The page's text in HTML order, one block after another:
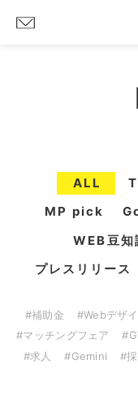
ALL
MP pick
WEB豆知
プレスリリース
#補助金 #Webデザ
#マッチングフェア
#求人
#Gemini #